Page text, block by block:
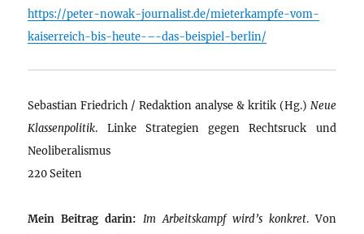
https://peter-nowak-journalist.de/mieterkampfe-vom-
kaiserreich-bis-heute-–-das-beispiel-berlin/
Sebastian Friedrich / Redaktion analyse & kritik (Hg.) Neue
Klassenpolitik. Linke Strategien gegen Rechtsruck und
Neoliberalismus
220 Seiten
Mein Beitrag darin: Im Arbeitskampf wird’s konkret. Von